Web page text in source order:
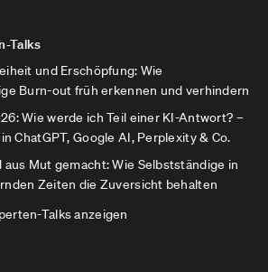
Talks
und Erschöpfung: Wie
Burn-out früh erkennen und verhindern
Wie werde ich Teil einer KI-Antwort? –
ChatGPT, Google AI, Perplexity & Co.
Mut gemacht: Wie Selbstständige in
Zeiten die Zuversicht behalten
Talks anzeigen